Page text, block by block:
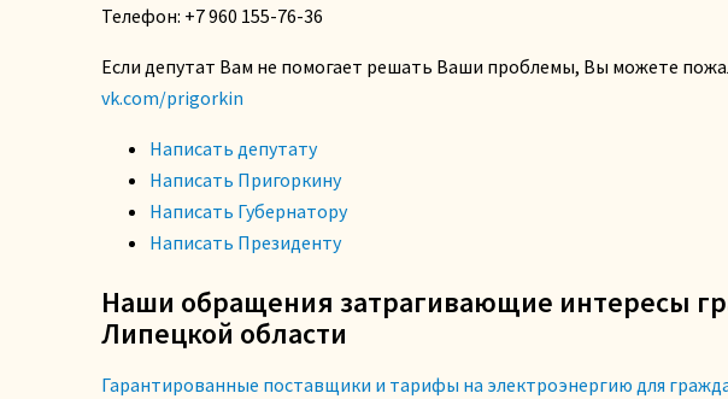
Телефон: +7 960 155-76-36
Если депутат Вам не помогает решать Ваши проблемы, Вы можете
vk.com/prigorkin
Написать депутату
Написать Пригоркину
Написать Губернатору
Написать Президенту
Наши обращения затрагивающие интересы
Липецкой области
Гарантированные поставщики и тарифы на электроэнергию для